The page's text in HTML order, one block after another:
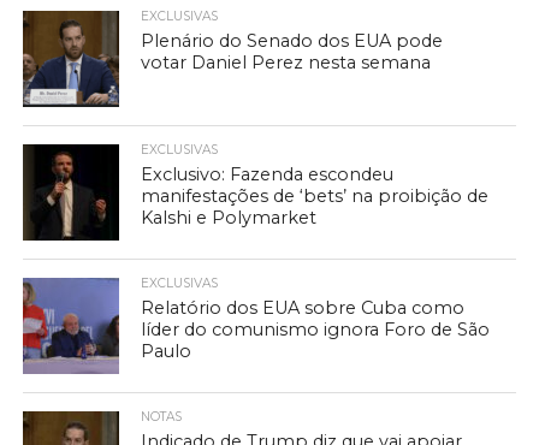
EXCLUSIVAS
Plenário do Senado dos EUA pode
votar Daniel Perez nesta semana
EXCLUSIVAS
Exclusivo: Fazenda escondeu
manifestações de ‘bets’ na proibição de
Kalshi e Polymarket
EXCLUSIVAS
Relatório dos EUA sobre Cuba como
líder do comunismo ignora Foro de São
Paulo
NOTAS